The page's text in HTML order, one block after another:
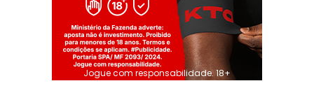
Jogue com responsabilidade. 18+